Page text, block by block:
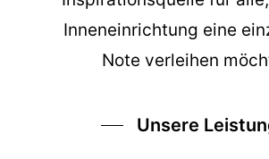
Inneneinrichtung eine
Note verleihen
Unsere